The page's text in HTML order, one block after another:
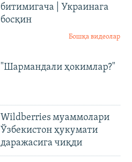
битимигача | Украинага
босқин
Бошқа видеолар
"Шармандали ҳокимлар?"
Wildberries муаммолари
Ўзбекистон ҳукумати
даражасига чиқди